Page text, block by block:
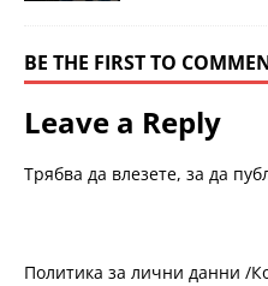
BE THE FIRST TO
Leave a Reply
Трябва да влезете, за да
Политика за лични данни /